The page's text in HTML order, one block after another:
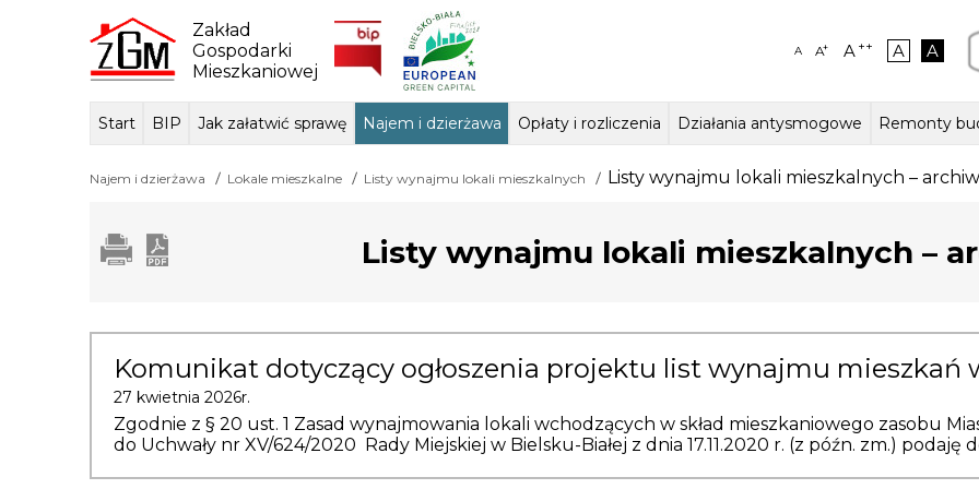
Zakład
Gospodarki
Mieszkaniowej
A A+ A++ A A
Start BIP
podstawa prawna i statut
Jak załatwić sprawę
załatwiania spraw
Najem i dzierżawa Opłaty i rozliczenia
mieszkalnych
ścieki
Działania antysmogowe Remonty
Najem i dzierżawa Lokale mieszkalne Listy wynajmu lokali mieszkalnych Listy wynajmu lokali mieszkalnych –
Listy wynajmu lokali mieszkalnych –
Komunikat dotyczący ogłoszenia projektu list wynajmu mieszkań
27 kwietnia 2026r.
Zgodnie z § 20 ust. 1 Zasad wynajmowania lokali wchodzących w skład mieszkaniowego zasobu
do Uchwały nr XV/624/2020 Rady Miejskiej w Bielsku-Białej z dnia 17.11.2020 r. (z późn. zm.)